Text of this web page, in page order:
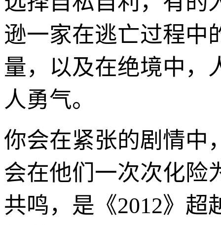
逊一家在逃亡过程中
量，以及在绝境中，
人勇气。
你会在紧张的剧情中
会在他们一次次化险
共鸣，是《2012》